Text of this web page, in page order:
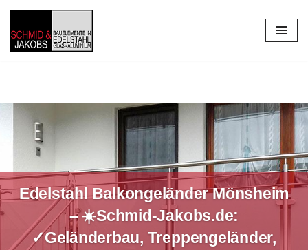
Zum
Inhalt
Edelstahl Balkongeländer Mönsheim
– ☀️Schmid-Jakobs.de:
✓Geländerbau, Treppengeländer,